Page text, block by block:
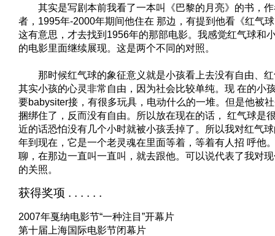
其实是写剧本前我看了一本叫《巴黎的月亮》的书，作
者，1995年-2000年期间他住在 那边，有提到他看《红气
这有意思，才去找到1956年的那部电影。我感觉红气球和
的电影里面继续展现。这是两个不同的对照。
那时候红气球的象征意义就是小孩看上去没有自由、红
其实小孩的心灵非常自由，因为社会比较单纯。现 在的小
要babysiter接，有很多玩具，电动什么的一堆。但是他被
捆绑住了，反而没有自由。所以放在现在的话， 红气球是
近的话恐怕没有几个小时就被小孩丢掉了。所以我对红气
年到现在，它是一个老灵魂在里面等着，等着有人招 呼他
聊，在那边一直叫一直叫，就去跟他。可以说代表了我对
的关照。
获得奖项 . . . . . .
2007年戛纳电影节“一种注目”开幕片
第十届上海国际电影节闭幕片